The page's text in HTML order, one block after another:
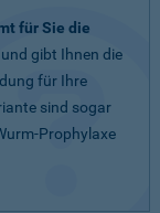
für Sie die
und gibt Ihnen die
für Ihre
sind sogar
Prophylaxe